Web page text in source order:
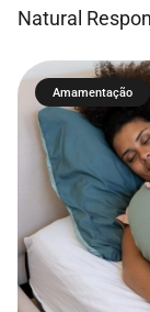
Natural
quando o
este possa
no peito da
succionar,
natural, tal
Amamentação